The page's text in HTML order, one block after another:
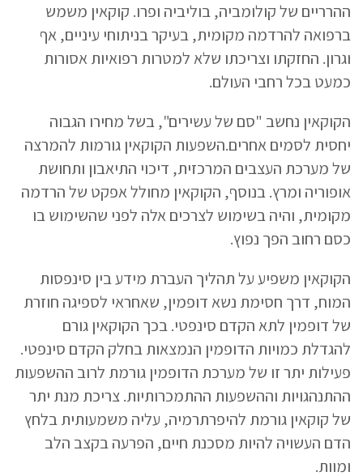
ההרריים של קולומביה, בוליביה ופרו. קוקאין משמש
ברפואה להרדמה מקומית, בעיקר בניתוחי עיניים, אף
וגרון. החזקתו וצריכתו שלא למטרות רפואיות אסורות
כמעט בכל רחבי העולם.
הקוקאין נחשב "סם של עשירים", בשל מחירו הגבוה
יחסית לסמים אחרים.השפעות הקוקאין גורמות להמרצה
של מערכת העצבים המרכזית, דיכוי התיאבון ותחושת
אופוריה ומרץ. בנוסף, הקוקאין מחולל אפקט של הרדמה
מקומית, והיה בשימוש לצרכים אלה לפני שהשימוש בו
כסם רחוב הפך נפוץ.
הקוקאין משפיע על תהליך העברת מידע בין סינפסות
המוח, דרך חסימת נשא דופמין, שאחראי לספיגה חוזרת
של דופמין לתא הקדם סינפטי. בכך הקוקאין גורם
להגדלת כמויות הדופמין הנמצאות בחלק הקדם סינפטי.
פעילות יתר זו של מערכת הדופמין גורמת לרוב ההשפעות
ההתנהגויות וההשפעות ההתמכרותיות. צריכת מנת יתר
של קוקאין גורמת להיפרתרמיה, עליה משמעותית בלחץ
הדם העשויה להיות מסכנת חיים, הפרעה בקצב הלב
ומוות.